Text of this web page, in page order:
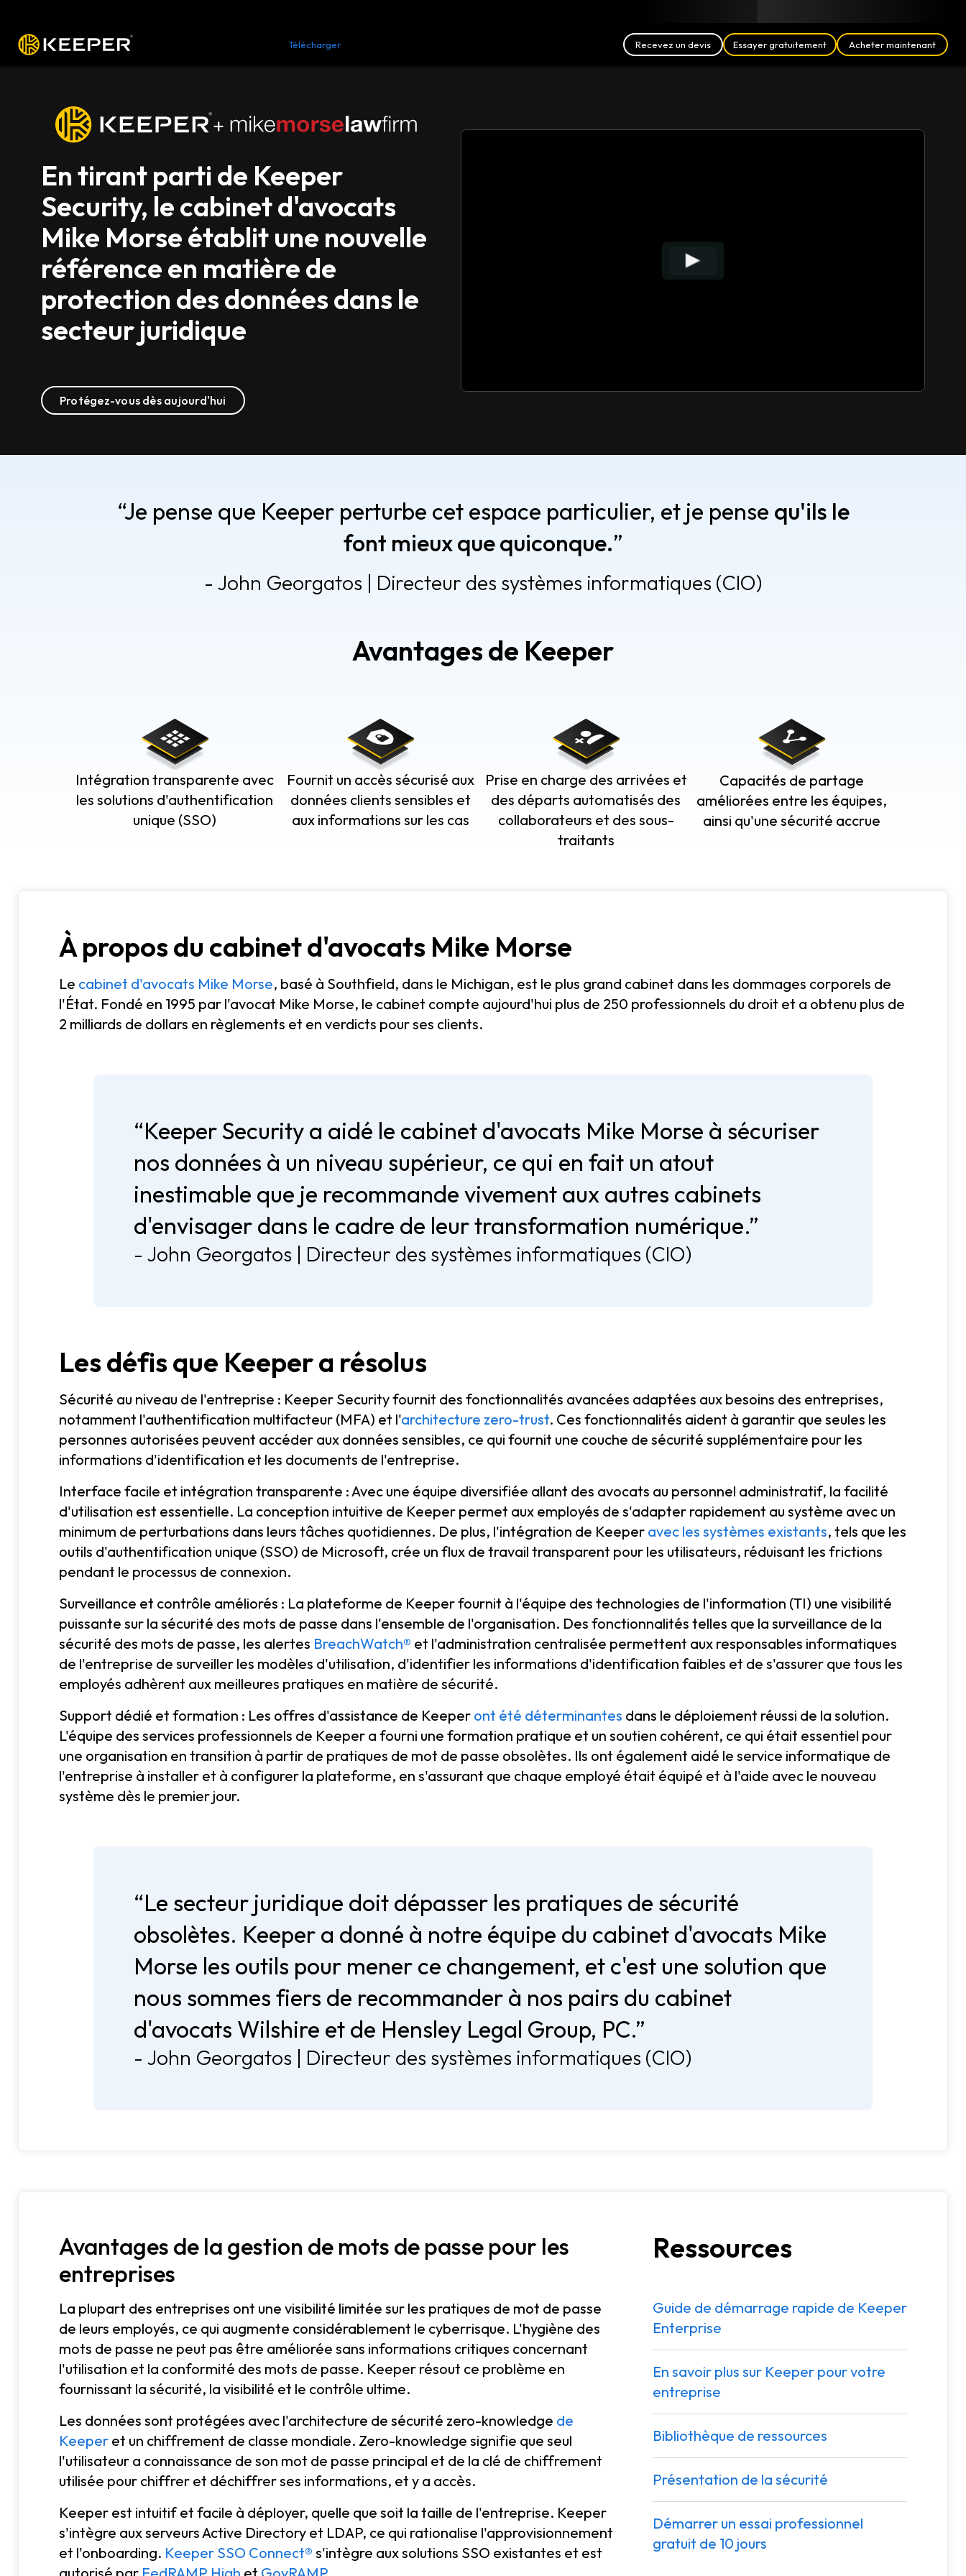
Télécharger Recevez un devis Essayer gratuitement Acheter maintenant
+
En tirant parti de Keeper
Security, le cabinet d'avocats
Mike Morse établit une nouvelle
référence en matière de
protection des données dans le
secteur juridique
Protégez-vous dès aujourd'hui
“Je pense que Keeper perturbe cet espace particulier, et je pense qu'ils le
font mieux que quiconque.”
- John Georgatos | Directeur des systèmes informatiques (CIO)
Avantages de Keeper
Intégration transparente avec
les solutions d'authentification
unique (SSO)
Fournit un accès sécurisé aux
données clients sensibles et
aux informations sur les cas
Prise en charge des arrivées et
des départs automatisés des
collaborateurs et des sous-
traitants
Capacités de partage
améliorées entre les équipes,
ainsi qu'une sécurité accrue
À propos du cabinet d'avocats Mike Morse
Le cabinet d'avocats Mike Morse, basé à Southfield, dans le Michigan, est le plus grand cabinet dans les dommages corporels de
l'État. Fondé en 1995 par l'avocat Mike Morse, le cabinet compte aujourd'hui plus de 250 professionnels du droit et a obtenu plus de
2 milliards de dollars en règlements et en verdicts pour ses clients.
“Keeper Security a aidé le cabinet d'avocats Mike Morse à sécuriser
nos données à un niveau supérieur, ce qui en fait un atout
inestimable que je recommande vivement aux autres cabinets
d'envisager dans le cadre de leur transformation numérique.”
- John Georgatos | Directeur des systèmes informatiques (CIO)
Les défis que Keeper a résolus
Sécurité au niveau de l'entreprise : Keeper Security fournit des fonctionnalités avancées adaptées aux besoins des entreprises,
notamment l'authentification multifacteur (MFA) et l'architecture zero-trust. Ces fonctionnalités aident à garantir que seules les
personnes autorisées peuvent accéder aux données sensibles, ce qui fournit une couche de sécurité supplémentaire pour les
informations d'identification et les documents de l'entreprise.
Interface facile et intégration transparente : Avec une équipe diversifiée allant des avocats au personnel administratif, la facilité
d'utilisation est essentielle. La conception intuitive de Keeper permet aux employés de s'adapter rapidement au système avec un
minimum de perturbations dans leurs tâches quotidiennes. De plus, l'intégration de Keeper avec les systèmes existants, tels que les
outils d'authentification unique (SSO) de Microsoft, crée un flux de travail transparent pour les utilisateurs, réduisant les frictions
pendant le processus de connexion.
Surveillance et contrôle améliorés : La plateforme de Keeper fournit à l'équipe des technologies de l'information (TI) une visibilité
puissante sur la sécurité des mots de passe dans l'ensemble de l'organisation. Des fonctionnalités telles que la surveillance de la
sécurité des mots de passe, les alertes BreachWatch® et l'administration centralisée permettent aux responsables informatiques
de l'entreprise de surveiller les modèles d'utilisation, d'identifier les informations d'identification faibles et de s'assurer que tous les
employés adhèrent aux meilleures pratiques en matière de sécurité.
Support dédié et formation : Les offres d'assistance de Keeper ont été déterminantes dans le déploiement réussi de la solution.
L'équipe des services professionnels de Keeper a fourni une formation pratique et un soutien cohérent, ce qui était essentiel pour
une organisation en transition à partir de pratiques de mot de passe obsolètes. Ils ont également aidé le service informatique de
l'entreprise à installer et à configurer la plateforme, en s'assurant que chaque employé était équipé et à l'aide avec le nouveau
système dès le premier jour.
“Le secteur juridique doit dépasser les pratiques de sécurité
obsolètes. Keeper a donné à notre équipe du cabinet d'avocats Mike
Morse les outils pour mener ce changement, et c'est une solution que
nous sommes fiers de recommander à nos pairs du cabinet
d'avocats Wilshire et de Hensley Legal Group, PC.”
- John Georgatos | Directeur des systèmes informatiques (CIO)
Avantages de la gestion de mots de passe pour les
entreprises
La plupart des entreprises ont une visibilité limitée sur les pratiques de mot de passe
de leurs employés, ce qui augmente considérablement le cyberrisque. L'hygiène des
mots de passe ne peut pas être améliorée sans informations critiques concernant
l'utilisation et la conformité des mots de passe. Keeper résout ce problème en
fournissant la sécurité, la visibilité et le contrôle ultime.
Les données sont protégées avec l'architecture de sécurité zero-knowledge de
Keeper et un chiffrement de classe mondiale. Zero-knowledge signifie que seul
l'utilisateur a connaissance de son mot de passe principal et de la clé de chiffrement
utilisée pour chiffrer et déchiffrer ses informations, et y a accès.
Keeper est intuitif et facile à déployer, quelle que soit la taille de l'entreprise. Keeper
s'intègre aux serveurs Active Directory et LDAP, ce qui rationalise l'approvisionnement
et l'onboarding. Keeper SSO Connect® s'intègre aux solutions SSO existantes et est
Ressources
Guide de démarrage rapide de Keeper
Enterprise
En savoir plus sur Keeper pour votre
entreprise
Bibliothèque de ressources
Présentation de la sécurité
Démarrer un essai professionnel
gratuit de 10 jours